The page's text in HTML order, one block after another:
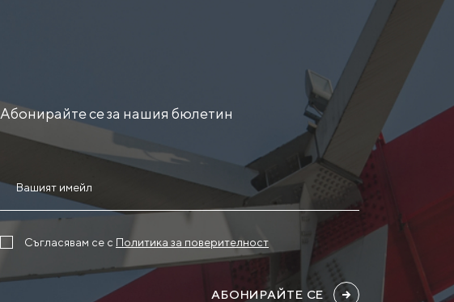
Абонирайте се за нашия бюлетин
Съгласявам се с Политика за поверителност
АБОНИРАЙТЕ СЕ